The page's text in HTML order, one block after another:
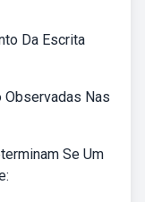
Da Escrita
Observadas Nas
Se Um